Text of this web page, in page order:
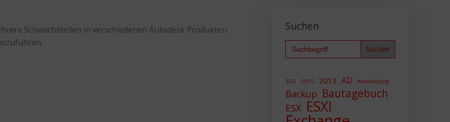
Schwachstellen in verschiedenen Autodesk Produkten
Suchen
Search
for:
365 2010 2013 AD Anmeldung
Backup Bautagebuch
ESX ESXI